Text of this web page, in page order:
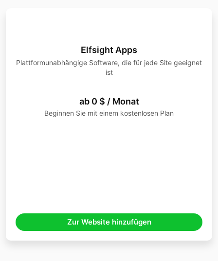
Elfsight Apps
Plattformunabhängige Software, die für jede Site geeignet
ist
ab 0 $ / Monat
Beginnen Sie mit einem kostenlosen Plan
Zur Website hinzufügen